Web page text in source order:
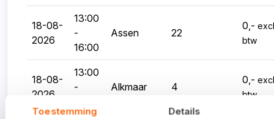
Toestemming Details
18-08-
2026
13:00
-
16:00
Assen 22
0,-
btw
18-08-
2026
13:00
-
Alkmaar 4
0,-
btw